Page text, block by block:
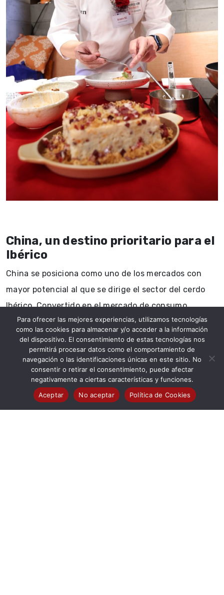
China, un destino prioritario para el
Ibérico
China se posiciona como uno de los mercados con
mayor potencial al que se dirige el sector del cerdo
Ibérico. Convertido en el mercado de consumo
mundial por excelencia, los cambios en las tendencias
de consumo motivados por el aumento de la renta per
cápita y el desarrollo de las clases media chinas (en
2030 se prevé que el 35% de la población, unos 480
millones de personas, sean considerados de clase
media) han generado una mayor propensión a adquirir
Para ofrecer las mejores experiencias, utilizamos tecnologías
como las cookies para almacenar y/o acceder a la información
del dispositivo. El consentimiento de estas tecnologías nos
permitirá procesar datos como el comportamiento de
navegación o las identificaciones únicas en este sitio. No
consentir o retirar el consentimiento, puede afectar
negativamente a ciertas características y funciones.
Aceptar
No aceptar Política de Cookies